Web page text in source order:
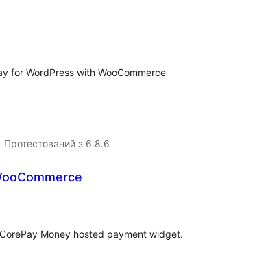
for WordPress with WooCommerce
Протестований з 6.8.6
Money hosted payment widget.